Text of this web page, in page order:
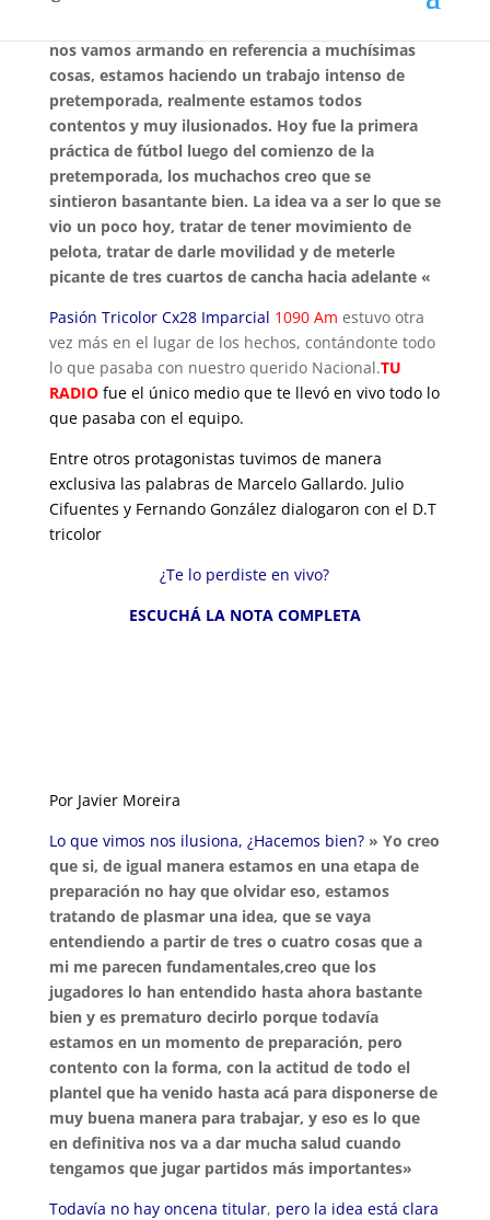
nos vamos armando en referencia a muchísimas
cosas, estamos haciendo un trabajo intenso de
pretemporada, realmente estamos todos
contentos y muy ilusionados. Hoy fue la primera
práctica de fútbol luego del comienzo de la
pretemporada, los muchachos creo que se
sintieron basantante bien. La idea va a ser lo que se
vio un poco hoy, tratar de tener movimiento de
pelota, tratar de darle movilidad y de meterle
picante de tres cuartos de cancha hacia adelante «
Pasión Tricolor Cx28 Imparcial 1090 Am estuvo otra
vez más en el lugar de los hechos, contándonte todo
lo que pasaba con nuestro querido Nacional.TU
RADIO fue el único medio que te llevó en vivo todo lo
que pasaba con el equipo.
Entre otros protagonistas tuvimos de manera
exclusiva las palabras de Marcelo Gallardo. Julio
Cifuentes y Fernando González dialogaron con el D.T
tricolor
¿Te lo perdiste en vivo?
ESCUCHÁ LA NOTA COMPLETA
Por Javier Moreira
Lo que vimos nos ilusiona, ¿Hacemos bien? » Yo creo
que si, de igual manera estamos en una etapa de
preparación no hay que olvidar eso, estamos
tratando de plasmar una idea, que se vaya
entendiendo a partir de tres o cuatro cosas que a
mi me parecen fundamentales,creo que los
jugadores lo han entendido hasta ahora bastante
bien y es prematuro decirlo porque todavía
estamos en un momento de preparación, pero
contento con la forma, con la actitud de todo el
plantel que ha venido hasta acá para disponerse de
muy buena manera para trabajar, y eso es lo que
en definitiva nos va a dar mucha salud cuando
tengamos que jugar partidos más importantes»
Todavía no hay oncena titular, pero la idea está clara